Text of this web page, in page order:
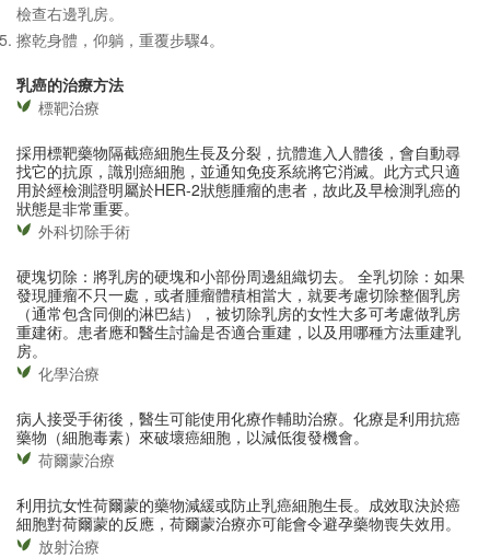
檢查右邊乳房。
擦乾身體，仰躺，重覆步驟4。
乳癌的治療方法
標靶治療
採用標靶藥物隔截癌細胞生長及分裂，抗體進入人體後，會自動尋
找它的抗原，識別癌細胞，並通知免疫系統將它消滅。此方式只適
用於經檢測證明屬於HER-2狀態腫瘤的患者，故此及早檢測乳癌的
狀態是非常重要。
外科切除手術
硬塊切除：將乳房的硬塊和小部份周邊組織切去。 全乳切除：如果
發現腫瘤不只一處，或者腫瘤體積相當大，就要考慮切除整個乳房
（通常包含同側的淋巴結），被切除乳房的女性大多可考慮做乳房
重建術。患者應和醫生討論是否適合重建，以及用哪種方法重建乳
房。
化學治療
病人接受手術後，醫生可能使用化療作輔助治療。化療是利用抗癌
藥物（細胞毒素）來破壞癌細胞，以減低復發機會。
荷爾蒙治療
利用抗女性荷爾蒙的藥物減緩或防止乳癌細胞生長。成效取決於癌
細胞對荷爾蒙的反應，荷爾蒙治療亦可能會令避孕藥物喪失效用。
放射治療